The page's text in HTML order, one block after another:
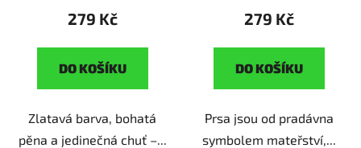
279 Kč
DO KOŠÍKU
Zlatavá barva, bohatá
pěna a jedinečná chuť –...
279 Kč
DO KOŠÍKU
Prsa jsou od pradávna
symbolem mateřství,...